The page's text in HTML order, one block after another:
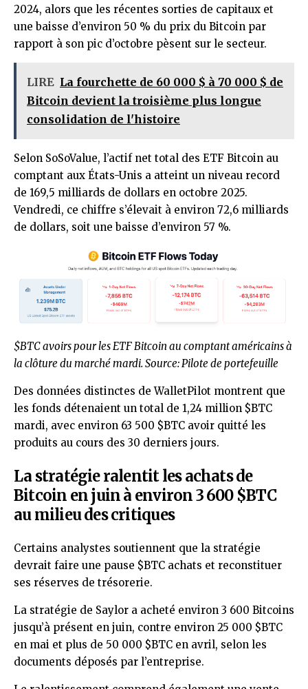
2024, alors que les récentes sorties de capitaux et
une baisse d’environ 50 % du prix du Bitcoin par
rapport à son pic d’octobre pèsent sur le secteur.
LIRE La fourchette de 60 000 $ à 70 000 $ de
Bitcoin devient la troisième plus longue
consolidation de l'histoire
Selon SoSoValue, l’actif net total des ETF Bitcoin au
comptant aux États-Unis a atteint un niveau record
de 169,5 milliards de dollars en octobre 2025.
Vendredi, ce chiffre s’élevait à environ 72,6 milliards
de dollars, soit une baisse d’environ 57 %.
$BTCavoirs pour les ETF Bitcoin au comptant américains à
la clôture du marché mardi. Source:Pilote de portefeuille
Des données distinctes de WalletPilot montrent que
les fonds détenaient un total de 1,24 million $BTC
mardi, avec environ 63 500 $BTC avoir quitté les
produits au cours des 30 derniers jours.
La stratégie ralentit les achats de
Bitcoin en juin à environ 3 600 $BTC
au milieu des critiques
Certains analystes soutiennent que la stratégie
devrait faire une pause $BTC achats et reconstituer
ses réserves de trésorerie.
La stratégie de Saylor a acheté environ 3 600 Bitcoins
jusqu’à présent en juin, contre environ 25 000 $BTC
en mai et plus de 50 000 $BTC en avril, selon les
documents déposés par l’entreprise.